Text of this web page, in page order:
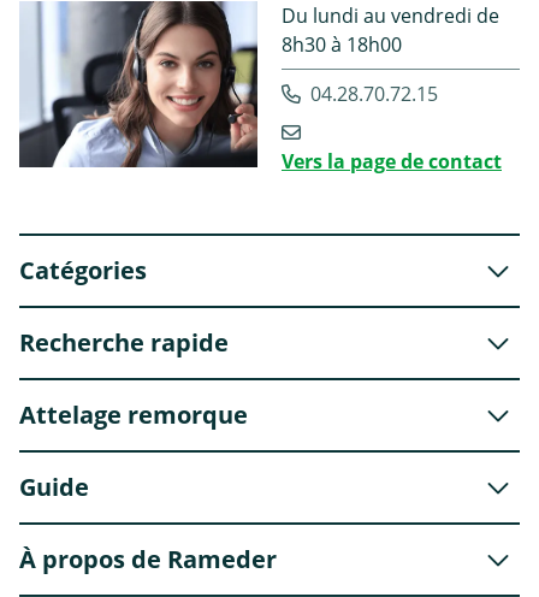
Du lundi au vendredi de
8h30 à 18h00
04.28.70.72.15
Vers la page de contact
Catégories
Recherche rapide
Attelage remorque
Guide
À propos de Rameder